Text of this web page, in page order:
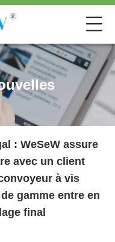
: WeSeW assure
avec un client
à vis
gamme entre en
final